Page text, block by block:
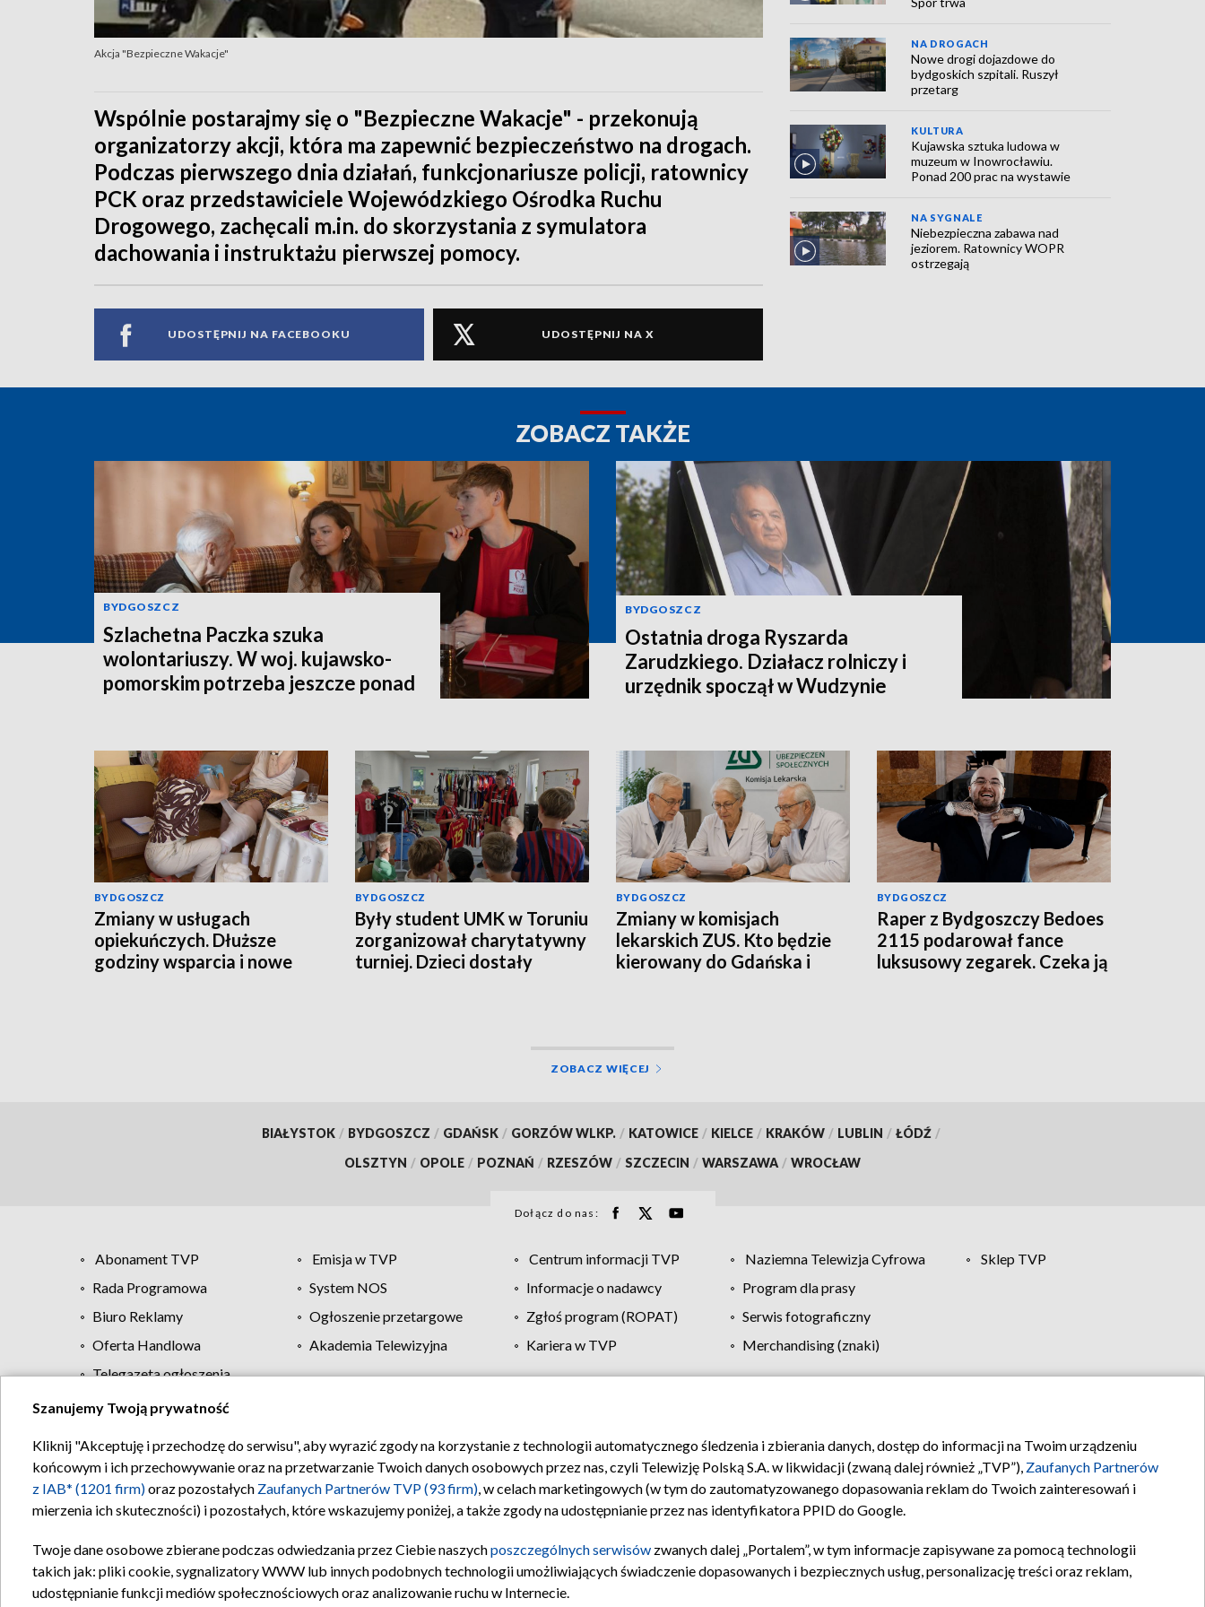
Akcja "Bezpieczne Wakacje"
Wspólnie postarajmy się o "Bezpieczne Wakacje" - przekonują
organizatorzy akcji, która ma zapewnić bezpieczeństwo na drogach.
Podczas pierwszego dnia działań, funkcjonariusze policji, ratownicy
PCK oraz przedstawiciele Wojewódzkiego Ośrodka Ruchu
Drogowego, zachęcali m.in. do skorzystania z symulatora
dachowania i instruktażu pierwszej pomocy.
UDOSTĘPNIJ NA FACEBOOKU UDOSTĘPNIJ NA X
NA DROGACH
Nowe drogi dojazdowe do
bydgoskich szpitali. Ruszył
przetarg
KULTURA
Kujawska sztuka ludowa w
muzeum w Inowrocławiu.
Ponad 200 prac na wystawie
NA SYGNALE
Niebezpieczna zabawa nad
jeziorem. Ratownicy WOPR
ostrzegają
ZOBACZ TAKŻE
BYDGOSZCZ
Szlachetna Paczka szuka
wolontariuszy. W woj. kujawsko-
pomorskim potrzeba jeszcze ponad
BYDGOSZCZ
Ostatnia droga Ryszarda
Zarudzkiego. Działacz rolniczy i
urzędnik spoczął w Wudzynie
BYDGOSZCZ
Zmiany w usługach
opiekuńczych. Dłuższe
godziny wsparcia i nowe
BYDGOSZCZ
Były student UMK w Toruniu
zorganizował charytatywny
turniej. Dzieci dostały
BYDGOSZCZ
Zmiany w komisjach
lekarskich ZUS. Kto będzie
kierowany do Gdańska i
BYDGOSZCZ
Raper z Bydgoszczy Bedoes
2115 podarował fance
luksusowy zegarek. Czeka ją
ZOBACZ WIĘCEJ
BIAŁYSTOK / BYDGOSZCZ / GDAŃSK / GORZÓW WLKP. / KATOWICE / KIELCE / KRAKÓW / LUBLIN / ŁÓDŹ /
OLSZTYN / OPOLE / POZNAŃ / RZESZÓW / SZCZECIN / WARSZAWA / WROCŁAW
Dołącz do nas:
Abonament TVP Emisja w TVP Centrum informacji TVP Naziemna Telewizja Cyfrowa
Sklep TVP
Rada Programowa
System NOS Informacje o nadawcy
Program dla prasy
Biuro Reklamy
Ogłoszenie przetargowe Zgłoś program (ROPAT)
Serwis fotograficzny
Oferta Handlowa
Akademia Telewizyjna Kariera w TVP
Merchandising (znaki)
Telegazeta ogłoszenia
Regulamin TVP Polityka prywatności Moje zgody Pomoc Biuro reklamy Kontakt
Szanujemy Twoją prywatność
Kliknij "Akceptuję i przechodzę do serwisu", aby wyrazić zgody na korzystanie z technologii automatycznego śledzenia i zbierania danych, dostęp do informacji na Twoim urządzeniu
końcowym i ich przechowywanie oraz na przetwarzanie Twoich danych osobowych przez nas, czyli Telewizję Polską S.A. w likwidacji (zwaną dalej również „TVP”), Zaufanych Partnerów
z IAB* (1201 firm)oraz pozostałych Zaufanych Partnerów TVP (93 firm), w celach marketingowych (w tym do zautomatyzowanego dopasowania reklam do Twoich zainteresowań i
mierzenia ich skuteczności) i pozostałych, które wskazujemy poniżej, a także zgody na udostępnianie przez nas identyfikatora PPID do Google.
Twoje dane osobowe zbierane podczas odwiedzania przez Ciebie naszychposzczególnych serwisów zwanych dalej „Portalem”, w tym informacje zapisywane za pomocą technologii
takich jak: pliki cookie, sygnalizatory WWW lub innych podobnych technologii umożliwiających świadczenie dopasowanych i bezpiecznych usług, personalizację treści oraz reklam,
udostępnianie funkcji mediów społecznościowych oraz analizowanie ruchu w Internecie.